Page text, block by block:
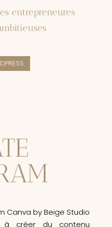
entrepreneures
Canva by Beige Studio
à créer du contenu